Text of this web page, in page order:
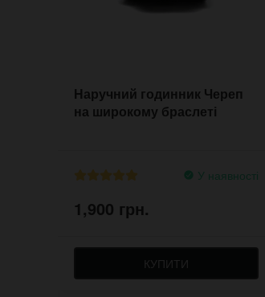
Наручний годинник Череп
на широкому браслеті
У наявності
1,900 грн.
КУПИТИ